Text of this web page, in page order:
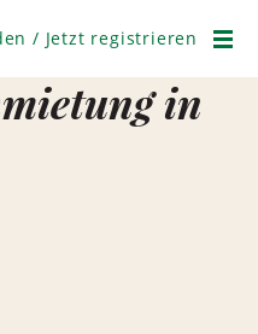
/ Jetzt registrieren
in